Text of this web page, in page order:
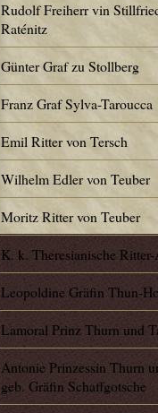
Rudolf Freiherr vin
Raténitz
Günter Graf zu Stollberg
Franz Graf Sylva-Taroucca
Emil Ritter von Tersch
Wilhelm Edler von Teuber
Moritz Ritter von Teuber
K. k. Theresianische
Leopoldine Gräfin Thun-
Lamoral Prinz Thurn und
Antonie Prinzessin Thurn
geb. Gräfin Schaffgotsche